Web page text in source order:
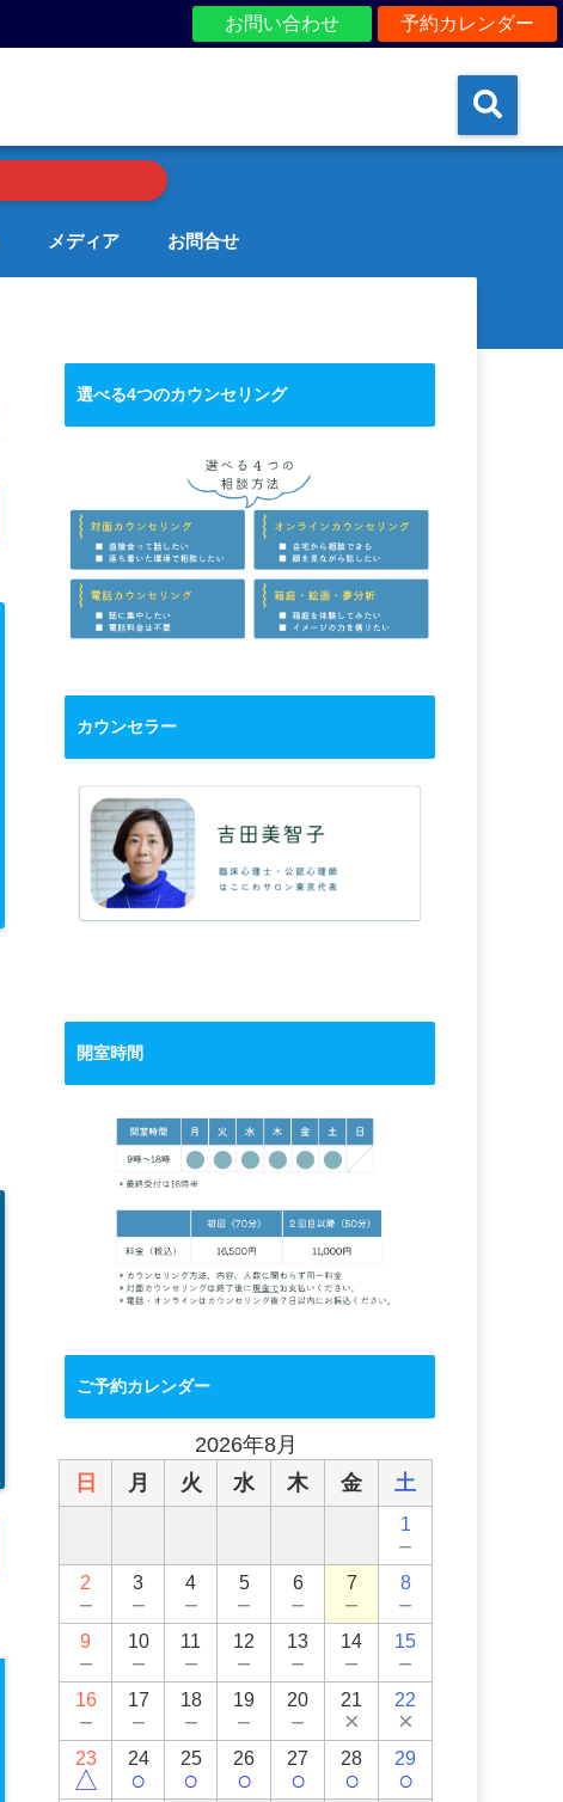
予約カレンダー
お問い合わせ
メディア お問合せ
選べる4つのカウンセリング
カウンセラー
開室時間
ご予約カレンダー
2026年8月
日
月 火 水 木 金 土
1
－
2
－
3
－
4
－
5
－
6
－
7
－
8
－
9
－
10
－
11
－
12
－
13
－
14
－
15
－
16
－
17
－
18
－
19
－
20
－
21
×
22
×
23
△
24
○
25
○
26
○
27
○
28
○
29
○